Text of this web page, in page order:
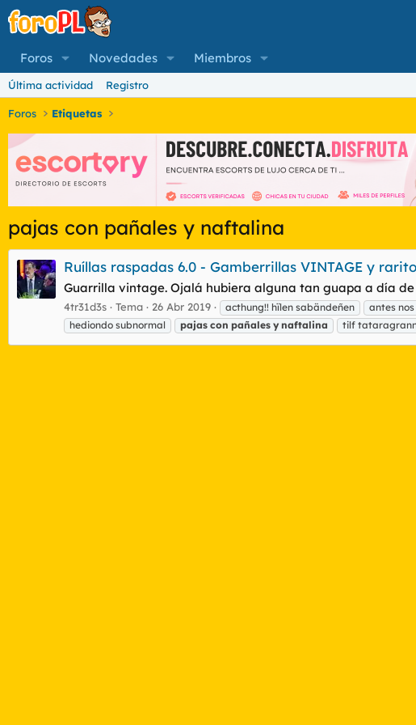
Foros Novedades Miembros
Última actividad Registro
Foros Etiquetas
pajas con pañales y naftalina
Ruíllas raspadas 6.0 - Gamberrillas VINTAGE y
Guarrilla vintage. Ojalá hubiera alguna tan guapa a día de
4tr31d3s Tema 26 Abr 2019 acthung!! hïlen sabändeñen antes
hediondo subnormal
pajas con pañales y naftalina tilf